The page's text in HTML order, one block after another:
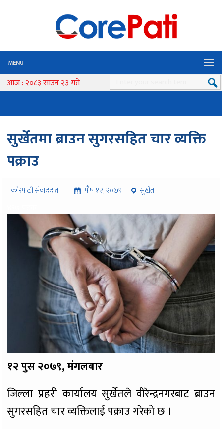
MENU
आज : २०८३ साउन २३ गते
सुर्खेतमा ब्राउन सुगरसहित चार व्यक्ति
पक्राउ
कोरपाटी संवाददाता पौष १२, २०७९
सुर्खेत
१२ पुस २०७९, मंगलबार
जिल्ला प्रहरी कार्यालय सुर्खेतले वीरेन्द्रनगरबाट ब्राउन
सुगरसहित चार व्यक्तिलाई पक्राउ गरेको छ ।